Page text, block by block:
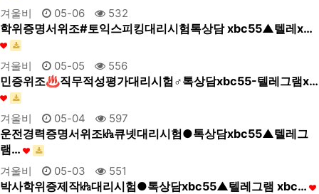
겨울비 05-06 532
학위증명서위조#토익스피킹대리시험톡상담 xbc55▲텔레x…
겨울비 05-05 556
민증위조♨직무적성평가대리시험♂톡상담xbc55-텔레그램x…
겨울비 05-04 597
운전경력증명서위조㎪큐넷대리시험●톡상담xbc55▲텔레그
램…
겨울비 05-03 551
박사학위증제작㎪대리시험●톡상담xbc55▲텔레그램 xbc…